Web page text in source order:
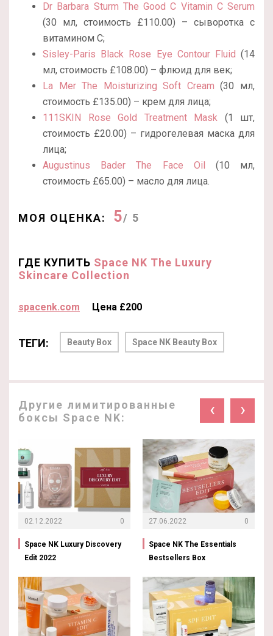
Dr Barbara Sturm The Good C Vitamin C Serum
(30 мл, стоимость £110.00) – сыворотка с
витамином С;
Sisley-Paris Black Rose Eye Contour Fluid (14
мл, стоимость £108.00) – флюид для век;
La Mer The Moisturizing Soft Cream (30 мл,
стоимость £135.00) – крем для лица;
111SKIN Rose Gold Treatment Mask (1 шт,
стоимость £20.00) – гидрогелевая маска для
лица;
Augustinus Bader The Face Oil
(10 мл,
стоимость £65.00) – масло для лица.
МОЯ ОЦЕНКА: 5/ 5
ГДЕ КУПИТЬ Space NK The Luxury
Skincare Collection
spacenk.com Цена £200
ТЕГИ: Beauty Box Space NK Beauty Box
Другие лимитированные
боксы Space NK:
‹ ›
02.12.2022 0
Space NK Luxury Discovery
Edit 2022
27.06.2022 0
Space NK The Essentials
Bestsellers Box